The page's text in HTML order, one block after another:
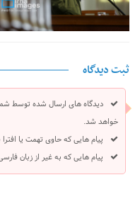
ثبت دیدگاه
دیدگاه های ارسال شده توسط
خواهد شد.
پیام هایی که حاوی تهمت یا
پیام هایی که به غیر از زبان